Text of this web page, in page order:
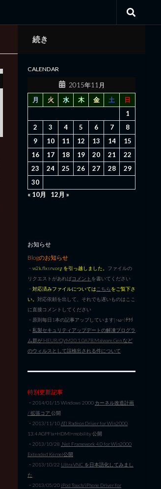
続き
CALENDAR
2015年11月
月
火 水 木 金 土
日
1
2
3 4 5 6 7
8
9
10 11 12 13 14
15
16
17 18 19 20 21
22
23
24 25 26 27 28
29
30
« 10月
12月 »
お知らせ
Blogのお知らせ
・ w2k.flxsrv.org を引っ越しました。 ファイルの
リクエストがあればコメント を書いてください
・ 対応済みファイルについては こちらをご覧下さ
い。 対応依頼を出して、それでも遅いものはここ
に直接コメントしてください
・原則毎日1本の記事アップしています|･ω･)ﾁﾗﾘ
・ 私製セキュリティアップデートの解凍プログラ
ム群が HEUR/QVM20.1.0A7B.Malware.Gen など
のウィルスとして誤検出される件について
特別更新記事
・2014/01/15 Windows 2000 カーネル改造計画
/ 拡張コア 公開
・2013/11/10ATI Radeon Driver for Win2000
13.4 AGPFix+HDMI+mobility 公開
・2013/10/28 .Net Framework 4.0 for Win2000
Extended Kernel公開
・2013/10/22 Ultra VNC を日本語化してみまし
た
・2013/05/20 iPod Touch/iPhone Driver for